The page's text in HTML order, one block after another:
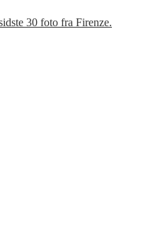
30 foto fra Firenze.